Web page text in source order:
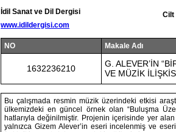
İdil Sanat ve Dil Dergisi
www.idildergisi.com
Cilt
NO Makale Adı
1632236210
G. ALEVER’İN
VE MÜZİK
Bu çalışmada resmin müzik üzerindeki etkisi
ülkemizdeki en güncel örnek olan “Buluşma
hatlarıyla değinilmiştir. Projenin içerisinde yer
yalnızca Gizem Alever’in eseri incelenmiş ve